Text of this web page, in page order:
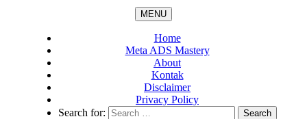
MENU
Home
Meta ADS Mastery
About
Kontak
Disclaimer
Privacy Policy
Search for: